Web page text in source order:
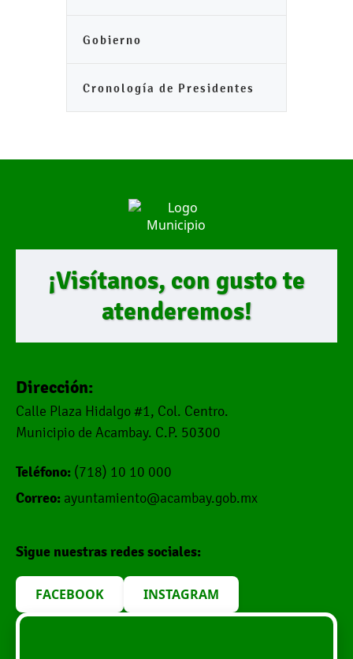
Gobierno
Cronología de Presidentes
¡Visítanos, con gusto te
atenderemos!
Dirección:
Calle Plaza Hidalgo #1, Col. Centro.
Municipio de Acambay. C.P. 50300
Teléfono: (718) 10 10 000
Correo: ayuntamiento@acambay.gob.mx
Sigue nuestras redes sociales:
FACEBOOK INSTAGRAM